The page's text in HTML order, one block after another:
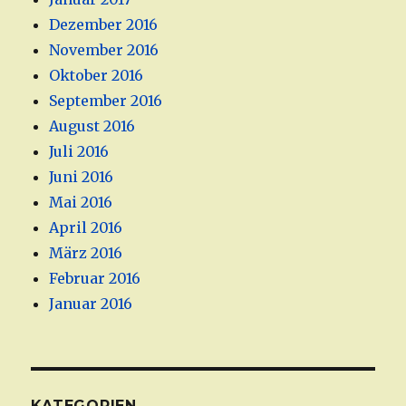
Dezember 2016
November 2016
Oktober 2016
September 2016
August 2016
Juli 2016
Juni 2016
Mai 2016
April 2016
März 2016
Februar 2016
Januar 2016